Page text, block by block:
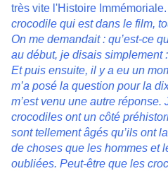
très vite l'Histoire
crocodile qui est dans le film,
On me demandait : qu’est-ce
au début, je disais simplement
Et puis ensuite, il y a eu un
m’a posé la question pour la
m’est venu une autre réponse.
crocodiles ont un côté
sont tellement âgés qu’ils ont
de choses que les hommes et
oubliées. Peut-être que les